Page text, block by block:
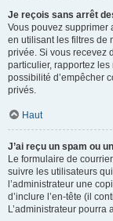
Je reçois sans arrêt
Vous pouvez supprimer
en utilisant les filtres de
privée. Si vous recevez
particulier, rapportez
possibilité d’empêcher
privés.
Haut
J’ai reçu un spam ou
Le formulaire de
suivre les utilisateurs
l’administrateur une
d’inclure l’en-tête (il
L’administrateur